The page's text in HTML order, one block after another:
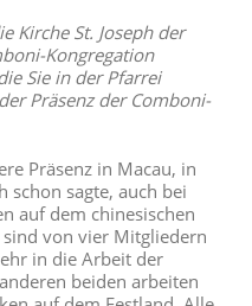
Kirche St. Joseph der
Kongregation
Sie in der Pfarrei
Präsenz der Comboni-
Präsenz in Macau, in
schon sagte, auch bei
auf dem chinesischen
von vier Mitgliedern
in die Arbeit der
beiden arbeiten